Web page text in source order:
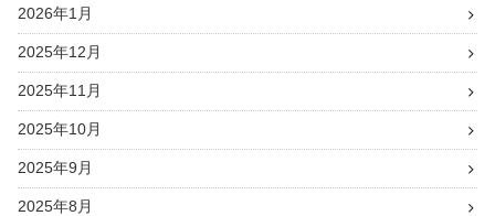
2026年1月
2025年12月
2025年11月
2025年10月
2025年9月
2025年8月